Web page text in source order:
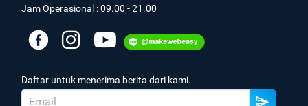
Jam Operasional : 09.00 - 21.00
Daftar untuk menerima berita dari kami.